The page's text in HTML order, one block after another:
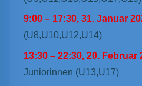
9:00 – 17:30, 31. Januar
(U8,U10,U12,U14)
13:30 – 22:30, 20. Februar
Juniorinnen (U13,U17)